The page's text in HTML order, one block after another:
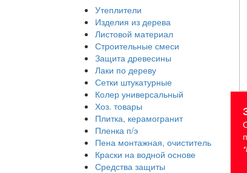
Утеплители
Изделия из дерева
Листовой материал
Строительные смеси
Защита древесины
Лаки по дереву
Сетки штукатурные
Колер универсальный
Хоз. товары
Плитка, керамогранит
Пленка п/э
Пена монтажная, очиститель
Краски на водной основе
Средства защиты